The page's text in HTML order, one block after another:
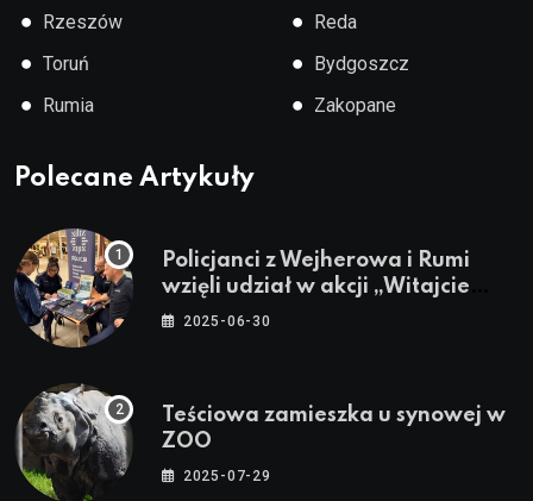
● Rzeszów
● Toruń
● Rumia
● Reda
● Bydgoszcz
● Zakopane
Polecane Artykuły
Policjanci z Wejherowa i Rumi
wzięli udział w akcji „Witajcie
Wakacje”
2025-06-30
Teściowa zamieszka u synowej w
ZOO
2025-07-29